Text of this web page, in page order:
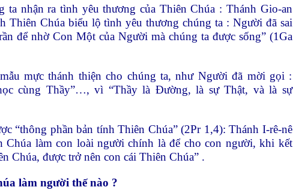
nhận ra tình yêu thương của Thiên Chúa : Thánh Gio-an
Thiên Chúa biểu lộ tình yêu thương chúng ta : Người đã sai
để nhờ Con Một của Người mà chúng ta được sống” (1Ga
mực thánh thiện cho chúng ta, như Người đã mời gọi :
cùng Thầy”…, vì “Thầy là Đường, là sự Thật, và là sự
“thông phần bản tính Thiên Chúa” (2Pr 1,4): Thánh I-rê-nê
Chúa làm con loài người chính là để cho con người, khi kết
Chúa, được trở nên con cái Thiên Chúa” .
làm người thế nào ?